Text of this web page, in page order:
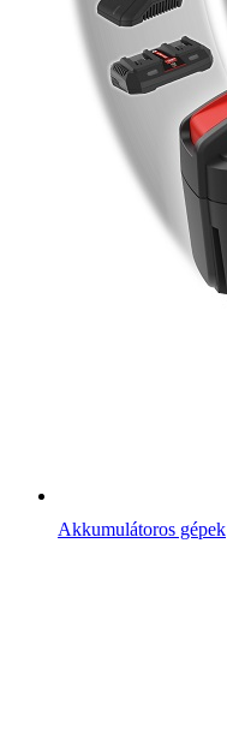
Akkumulátoros gépek